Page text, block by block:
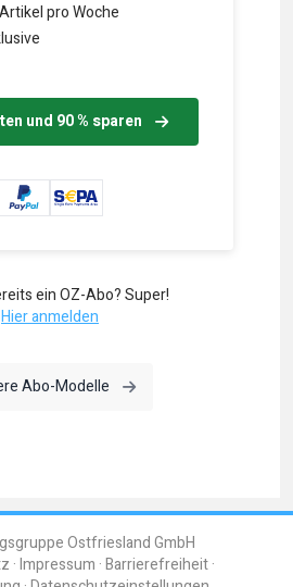
pro Woche
und 90 % sparen
ein OZ-Abo? Super!
Hier anmelden
Abo-Modelle
Ostfriesland GmbH
Impressum Barrierefreiheit